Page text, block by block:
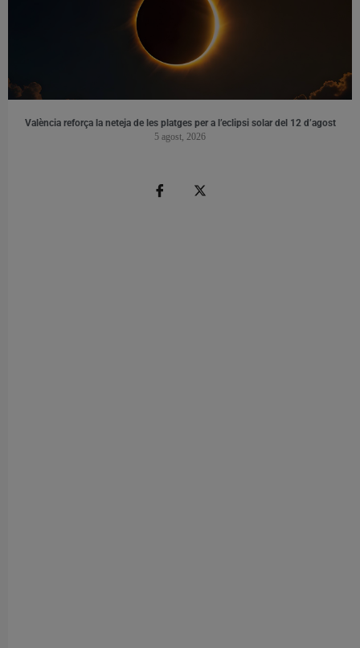
València reforça la neteja de les platges per a l’eclipsi solar del 12 d’agost
5 agost, 2026